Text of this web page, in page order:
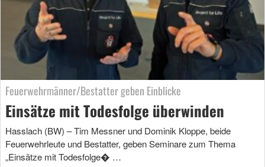
Feuerwehrmänner/Bestatter geben Einblicke
Einsätze mit Todesfolge überwinden
Hasslach (BW) – Tim Messner und Dominik Kloppe, beide
Feuerwehrleute und Bestatter, geben Seminare zum Thema
„Einsätze mit Todesfolge� …